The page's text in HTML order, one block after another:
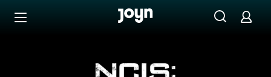
Zum Inhalt springen
Schwerer Abschied